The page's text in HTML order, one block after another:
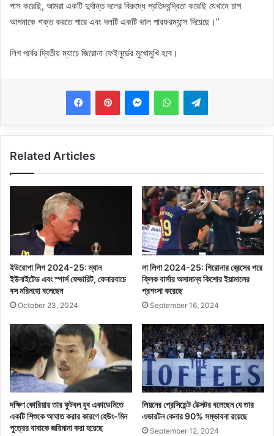
পাস করেছি, আমরা একটি দুর্দান্ত দলের বিরুদ্ধে প্রতিদ্বন্দ্বিতা করেছি যেখানে চাপ
আপনাকে শক্ত করতে পারে এবং দলটি একটি ভাল পারফরম্যান্স দিয়েছে।”
লিগ পর্বের দ্বিতীয় ম্যাচে জিরোনা ফেইনুর্ডের মুখোমুখি হবে।
MessengerWhatsAppTelegram
Related Articles
ইউরোপা লিগ 2024-25: ম্যান
ইউনাইটেড এবং স্পার্স ফেভারিট, ফেনারবাচে
বস মরিনহো বলেছেন
October 23, 2024
লা লিগা 2024-25: গিরোনার ব্রেসের পরে
ফ্লিক বার্সার অসামান্য কিশোর ইয়ামালের
প্রশংসা করেছে
September 16, 2024
দক্ষিণ কোরিয়ায় তার ফুটবল যুব একাডেমিতে
একটি শিশুকে আঘাত করার কারণে হেউং-মিন
পুত্রের বাবাকে জরিমানা করা হয়েছে
লিয়নের প্রেসিডেন্ট টেক্সটর বলেছেন যে তার
এভারটন কেনার 90% সম্ভাবনা রয়েছে
September 12, 2024